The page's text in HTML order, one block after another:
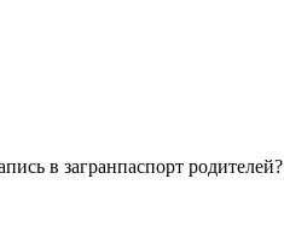
в загранпаспорт родителей?